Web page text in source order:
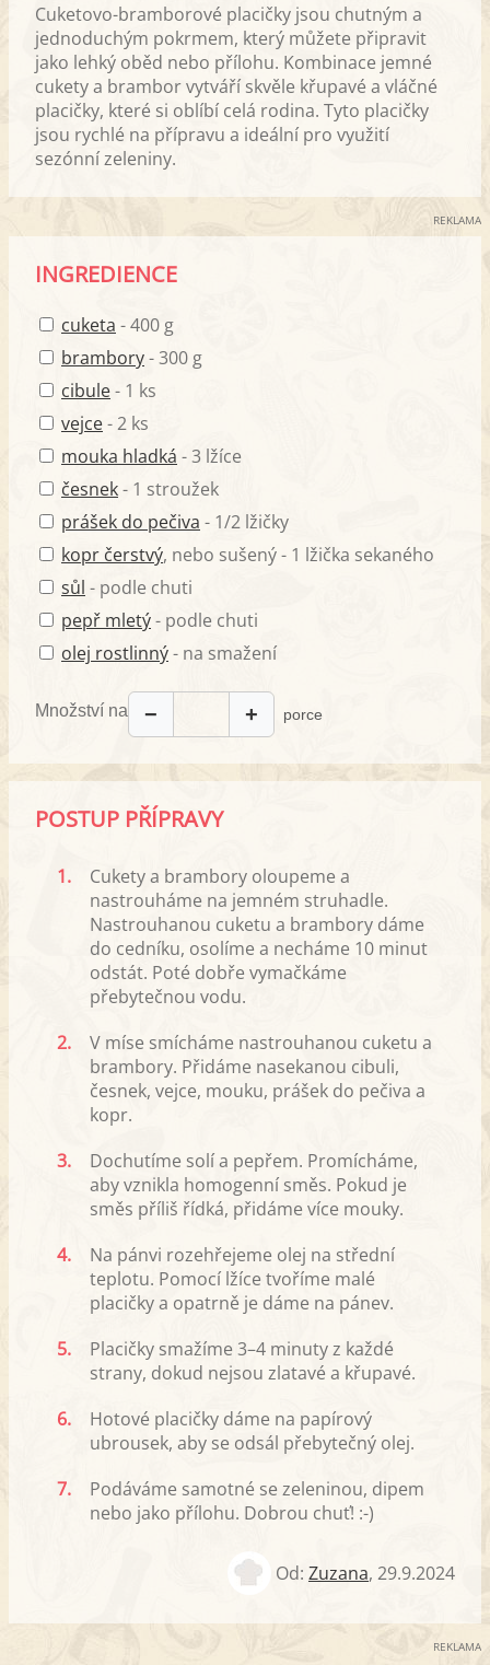
Cuketovo-bramborové placičky jsou chutným a
jednoduchým pokrmem, který můžete připravit
jako lehký oběd nebo přílohu. Kombinace jemné
cukety a brambor vytváří skvěle křupavé a vláčné
placičky, které si oblíbí celá rodina. Tyto placičky
jsou rychlé na přípravu a ideální pro využití
sezónní zeleniny.
REKLAMA
INGREDIENCE
cuketa - 400 g
brambory- 300 g
cibule- 1 ks
vejce- 2 ks
mouka hladká - 3 lžíce
česnek- 1 stroužek
prášek do pečiva - 1/2 lžičky
kopr čerstvý, nebo sušený - 1 lžička sekaného
sůl - podle chuti
pepř mletý- podle chuti
olej rostlinný- na smažení
Množství na − + porce
POSTUP PŘÍPRAVY
1.
Cukety a brambory oloupeme a
nastrouháme na jemném struhadle.
Nastrouhanou cuketu a brambory dáme
do cedníku, osolíme a necháme 10 minut
odstát. Poté dobře vymačkáme
přebytečnou vodu.
2.
V míse smícháme nastrouhanou cuketu a
brambory. Přidáme nasekanou cibuli,
česnek, vejce, mouku, prášek do pečiva a
kopr.
3.
Dochutíme solí a pepřem. Promícháme,
aby vznikla homogenní směs. Pokud je
směs příliš řídká, přidáme více mouky.
4.
Na pánvi rozehřejeme olej na střední
teplotu. Pomocí lžíce tvoříme malé
placičky a opatrně je dáme na pánev.
5.
Placičky smažíme 3–4 minuty z každé
strany, dokud nejsou zlatavé a křupavé.
6.
Hotové placičky dáme na papírový
ubrousek, aby se odsál přebytečný olej.
7.
Podáváme samotné se zeleninou, dipem
nebo jako přílohu. Dobrou chuť! :-)
Od: Zuzana, 29.9.2024
REKLAMA